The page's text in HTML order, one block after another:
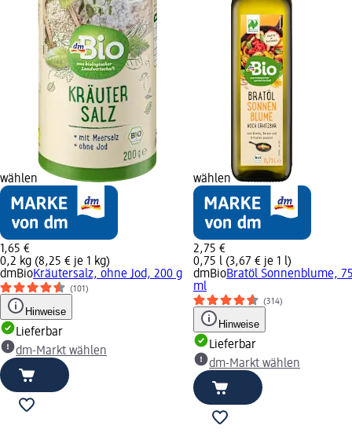
wählen
1,65 €
0,2 kg (8,25 € je 1 kg)
dmBioKräutersalz, ohne Jod, 200 g
(101)
Hinweise
Lieferbar
dm-Markt wählen
wählen
2,75 €
0,75 l (3,67 € je 1 l)
dmBioBratöl Sonnenblume,
ml
(314)
Hinweise
Lieferbar
dm-Markt wählen